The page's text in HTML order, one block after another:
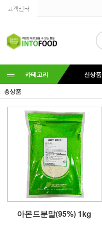
고객센터
카테고리 신상품
총상품
아몬드분말(95%) 1kg